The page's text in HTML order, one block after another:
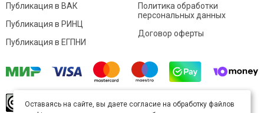
Публикация в ВАК
Публикация в РИНЦ
Публикация в ЕГПНИ
Политика обработки
персональных данных
Договор оферты
произведение доступно полицензии Creative
Оставаясь на сайте, вы даете согласие на обработку файлов